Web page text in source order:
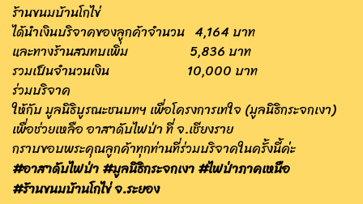
ร้านขนมบ้านโกไข่
ได้นำเงินบริจาคของลูกค้าจำนวน 4,164 บาท
และทางร้านสมทบเพิ่ม 5,836 บาท
รวมเป็นจำนวนเงิน 10,000 บาท
ร่วมบริจาค
ให้กับ มูลนิธิบูรณะชนบทฯ เพื่อโครงการเทใจ (มูลนิธิกระจกเงา)
เพื่อช่วยเหลือ อาสาดับไฟป่า ที่ จ.เชียงราย
กราบขอบพระคุณลูกค้าทุกท่านที่ร่วมบริจาคในครั้งนี้ค่ะ
#อาสาดับไฟป่า #มูลนิธิกระจกเงา #ไฟป่าภาคเหนือ
#ร้านขนมบ้านโกไข่ จ.ระยอง